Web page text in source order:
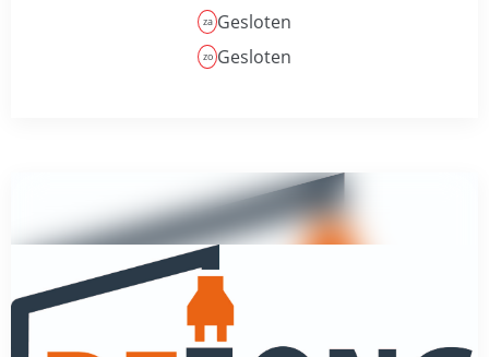
za Gesloten
zo Gesloten